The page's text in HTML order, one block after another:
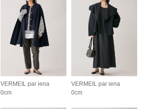
VERMEIL par iena
0cm
VERMEIL par iena
0cm